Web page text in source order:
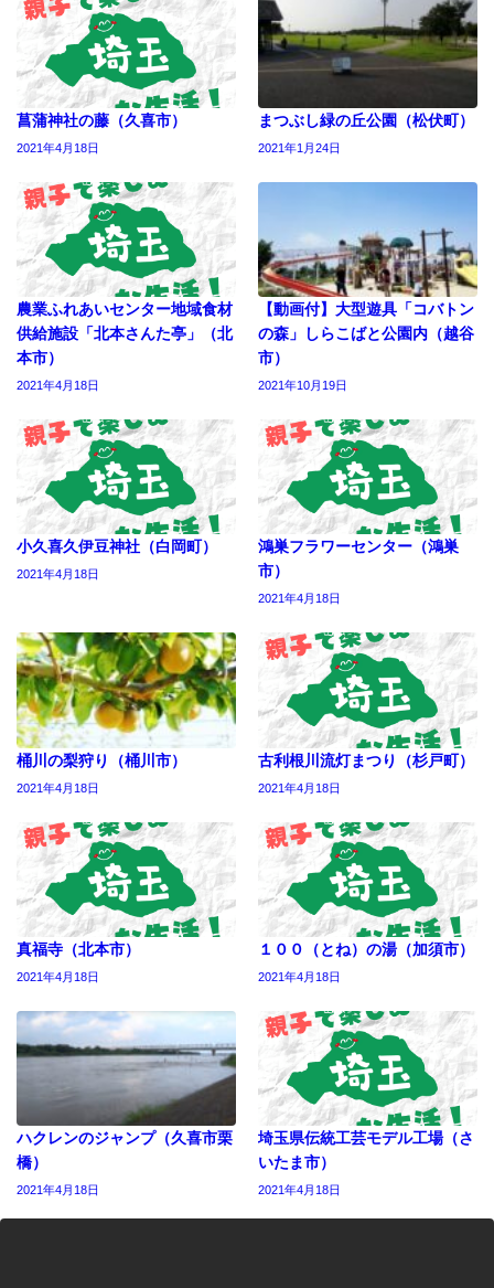
菖蒲神社の藤（久喜市）
2021年4月18日
まつぶし緑の丘公園（松伏町）
2021年1月24日
農業ふれあいセンター地域食材
供給施設「北本さんた亭」（北
本市）
2021年4月18日
【動画付】大型遊具「コバトン
の森」しらこばと公園内（越谷
市）
2021年10月19日
小久喜久伊豆神社（白岡町）
2021年4月18日
鴻巣フラワーセンター（鴻巣
市）
2021年4月18日
桶川の梨狩り（桶川市）
2021年4月18日
古利根川流灯まつり（杉戸町）
2021年4月18日
真福寺（北本市）
2021年4月18日
１００（とね）の湯（加須市）
2021年4月18日
ハクレンのジャンプ（久喜市栗
橋）
2021年4月18日
埼玉県伝統工芸モデル工場（さ
いたま市）
2021年4月18日